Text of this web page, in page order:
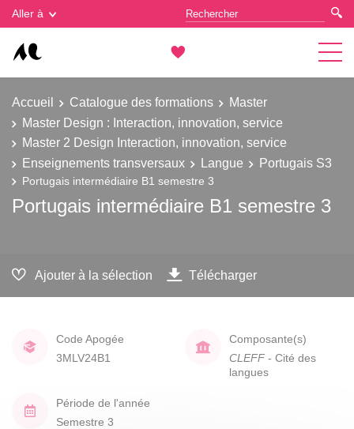
Aller à
Accueil Catalogue des formations
Master
Master Design : Interaction, innovation, service
Master 2 Design Interaction, innovation, service
Enseignements transversaux
Langue Portugais S3
Portugais intermédiaire B1 semestre 3
Portugais intermédiaire B1 semestre 3
Ajouter à la sélection Télécharger
Code Apogée
3MLV24B1
Composante(s)
CLEFF - Cité des
langues
Période de l'année
Semestre 3
Gestion des cookies